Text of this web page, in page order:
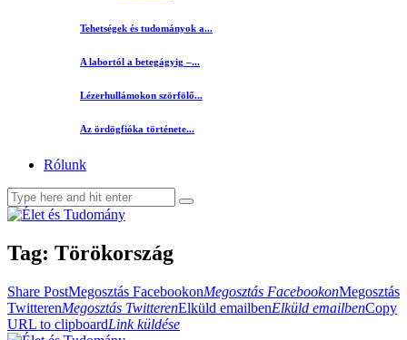
Tehetségek és tudományok a...
A labortól a betegágyig –...
Lézerhullámokon szörfölő...
Az ördögfióka története...
Rólunk
Tag: Törökország
Share PostMegosztás FacebookonMegosztás FacebookonMegosztás
TwitterenMegosztás TwitterenElküld emailbenElküld emailbenCopy
URL to clipboardLink küldése